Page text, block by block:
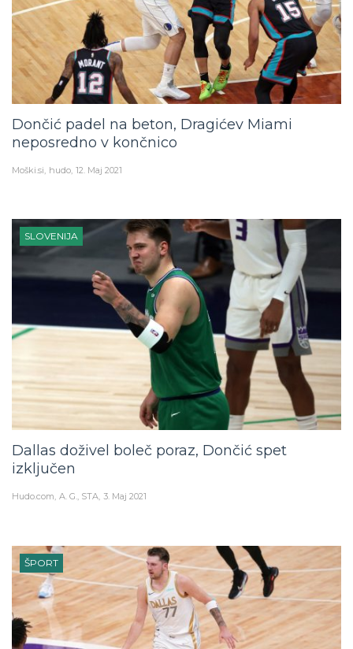
Dončić padel na beton, Dragićev Miami
neposredno v končnico
Moški.si hudo 12. Maj 2021
SLOVENIJA
Dallas doživel boleč poraz, Dončić spet
izključen
Hudo.com A. G., STA 3. Maj 2021
ŠPORT